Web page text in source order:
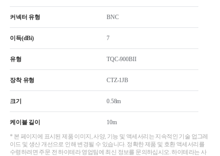
커넥터 유형 BNC
이득(dBi) 7
유형 TQC-900BII
장착 유형 CTZ-1JB
크기 0.58m
케이블 길이 10m
* 본 페이지에 표시된 제품 이미지, 사양, 기능 및 액세서리는 지속적인 기술 업그레
이드 및 생산 개선으로 인해 변경될 수 있습니다. 정확한 제품 및 호환 액세서리를
수령하려면 주문 전 하이테라 영업팀에 최신 정보를 문의하십시오. 하이테라는 사